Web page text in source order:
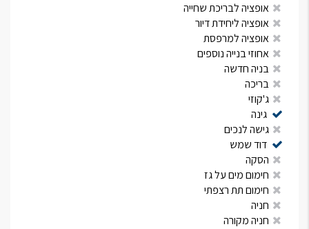
אופציה לבריכת שחייה
אופציה ליחידת דיור
אופציה למרפסת
אחוזי בנייה נוספים
בניה חדשה
בריכה
ג'קוזי
גינה
גישה לנכים
דוד שמש
הסקה
חימום מים על גז
חימום תת רצפתי
חניה
חניה מקורה